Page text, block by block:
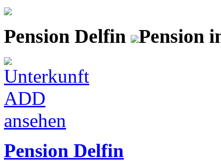
Pension Delfin Pension
Pension Delfin